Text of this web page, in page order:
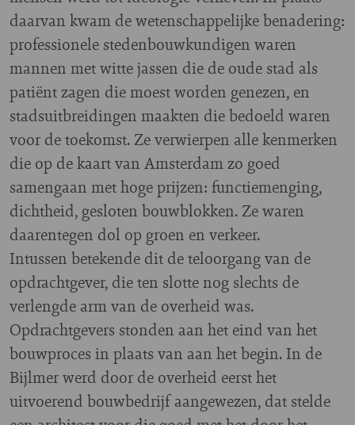
daarvan kwam de wetenschappelijke benadering:
professionele stedenbouwkundigen waren
mannen met witte jassen die de oude stad als
patiënt zagen die moest worden genezen, en
stadsuitbreidingen maakten die bedoeld waren
voor de toekomst. Ze verwierpen alle kenmerken
die op de kaart van Amsterdam zo goed
samengaan met hoge prijzen: functiemenging,
dichtheid, gesloten bouwblokken. Ze waren
daarentegen dol op groen en verkeer.
Intussen betekende dit de teloorgang van de
opdrachtgever, die ten slotte nog slechts de
verlengde arm van de overheid was.
Opdrachtgevers stonden aan het eind van het
bouwproces in plaats van aan het begin. In de
Bijlmer werd door de overheid eerst het
uitvoerend bouwbedrijf aangewezen, dat stelde